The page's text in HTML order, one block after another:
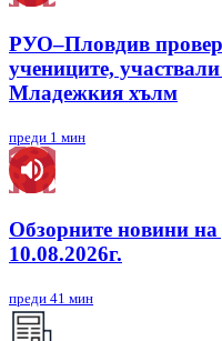
РУО–Пловдив
учениците,
Младежкия хълм
преди 1 мин
Обзорните новини
10.08.2026г.
преди 41 мин